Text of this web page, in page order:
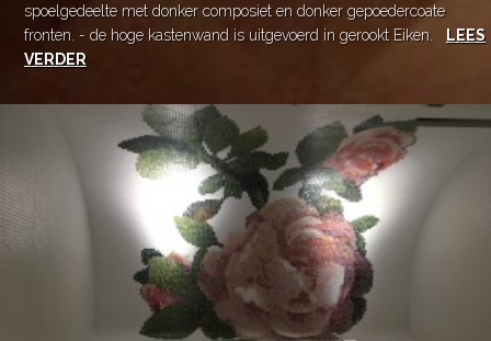
spoelgedeelte met donker composiet en donker gepoedercoate
fronten. - de hoge kastenwand is uitgevoerd in gerookt Eiken.
LEES
VERDER